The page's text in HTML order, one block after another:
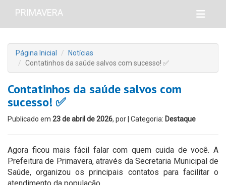
PRIMAVERA
Página Inicial
Notícias
Contatinhos da saúde salvos com sucesso! ✅
Contatinhos da saúde salvos com
sucesso! ✅
Publicado em 23 de abril de 2026, por | Categoria: Destaque
Agora ficou mais fácil falar com quem cuida de você. A
Prefeitura de Primavera, através da Secretaria Municipal de
Saúde, organizou os principais contatos para facilitar o